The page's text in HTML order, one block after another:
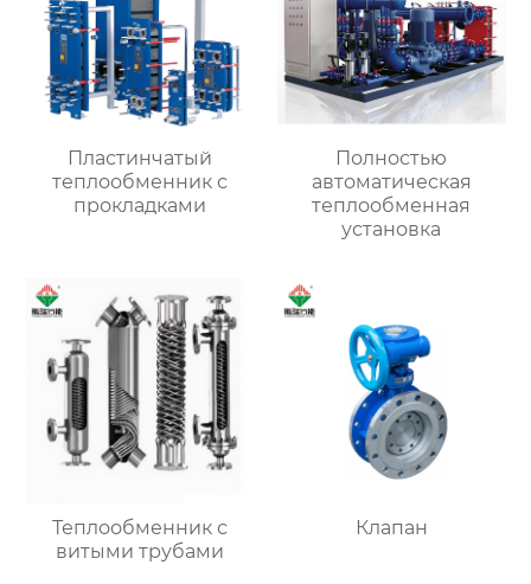
Пластинчатый
теплообменник с
прокладками
Полностью
автоматическая
теплообменная
установка
Теплообменник с
витыми трубами
Клапан